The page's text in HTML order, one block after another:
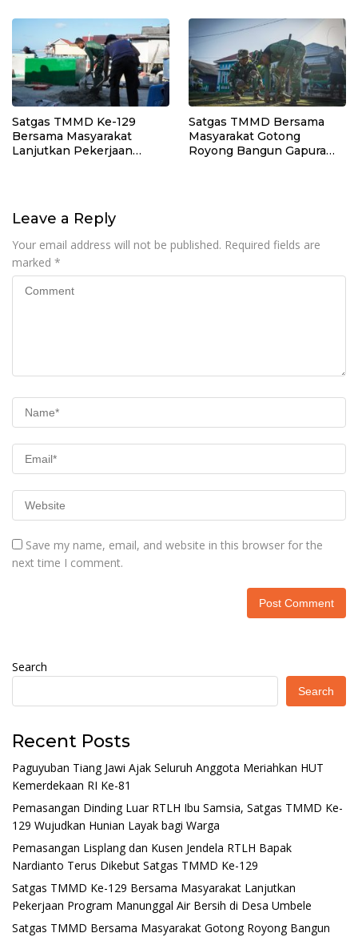
Satgas TMMD Ke-129
Bersama Masyarakat
Lanjutkan Pekerjaan
Satgas TMMD Bersama
Masyarakat Gotong
Royong Bangun Gapura
Leave a Reply
Your email address will not be published. Required fields are
marked *
Save my name, email, and website in this browser for the
next time I comment.
Search
Search
Recent Posts
Paguyuban Tiang Jawi Ajak Seluruh Anggota Meriahkan HUT
Kemerdekaan RI Ke-81
Pemasangan Dinding Luar RTLH Ibu Samsia, Satgas TMMD Ke-
129 Wujudkan Hunian Layak bagi Warga
Pemasangan Lisplang dan Kusen Jendela RTLH Bapak
Nardianto Terus Dikebut Satgas TMMD Ke-129
Satgas TMMD Ke-129 Bersama Masyarakat Lanjutkan
Pekerjaan Program Manunggal Air Bersih di Desa Umbele
Satgas TMMD Bersama Masyarakat Gotong Royong Bangun